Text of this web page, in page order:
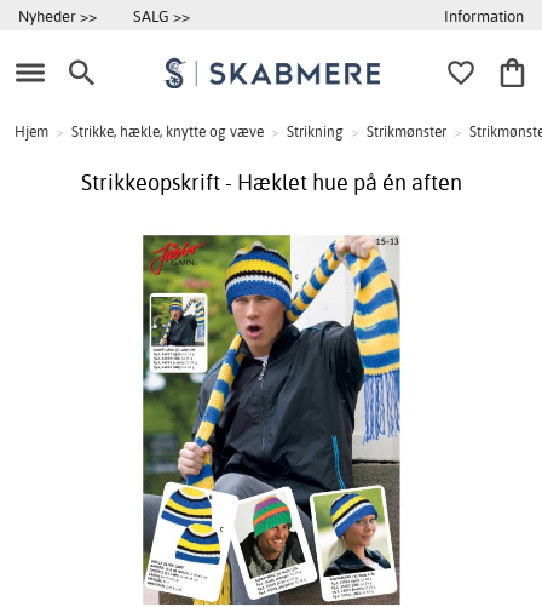
Nyheder >> SALG >> Information
Hjem > Strikke, hækle, knytte og væve > Strikning > Strikmønster >
Strikkeopskrift - Hæklet hue på én aften